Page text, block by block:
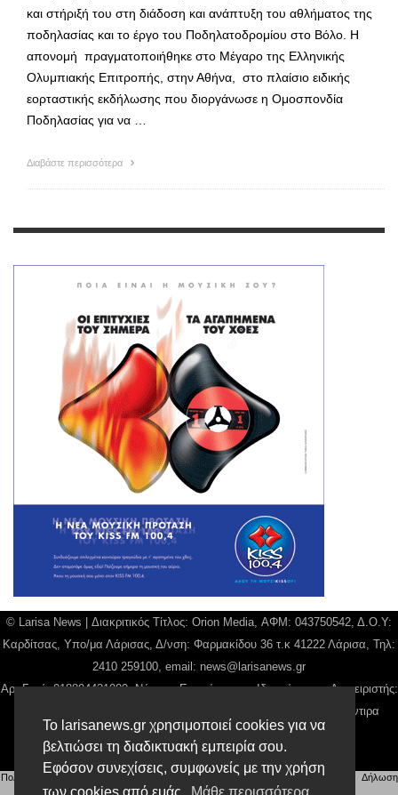
Το larisanews.gr χρησιμοποιεί cookies για να
βελτιώσει τη διαδικτυακή εμπειρία σου.
Εφόσον συνεχίσεις, συμφωνείς με την χρήση
και στήριξή του στη διάδοση και ανάπτυξη του αθλήματος της
ποδηλασίας και το έργο του Ποδηλατοδρομίου στο Βόλο. Η
απονομή πραγματοποιήθηκε στο Μέγαρο της Ελληνικής
Ολυμπιακής Επιτροπής, στην Αθήνα, στο πλαίσιο ειδικής
εορταστικής εκδήλωσης που διοργάνωσε η Ομοσπονδία
Ποδηλασίας για να …
Διαβάστε περισσότερα
© Larisa News | Διακριτικός Τίτλος: Orion Media, ΑΦΜ: 043750542, Δ.Ο.Υ:
Καρδίτσας, Υπο/μα Λάρισας, Δ/νση: Φαρμακίδου 36 τ.κ 41222 Λάρισα, Τηλ:
2410 259100, email: news@larisanews.gr
Αρ. Γεμή: 018804431000, Νόμιμος Εκπρόσωπος, Ιδιοκτήτης και Διαχειριστής:
Παναγιώτης Φιλίππου, Διευθύντρια: Γιαννουσά Βασιλική, Διευθύντιρα
Σύνταξης: Μπαλαμπάνη Βασιλική.
Δικαιούχος domain name Παναγιώτης Φιλίππου
Πολιτική Απορρήτου Αίτηση Διαχείρισης Προσωπικών Δεδομένων |Όροι χρήσης
Δήλωση
Συμμόρφωσης